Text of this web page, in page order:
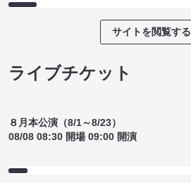
サイトを閲覧する
ライブチケット